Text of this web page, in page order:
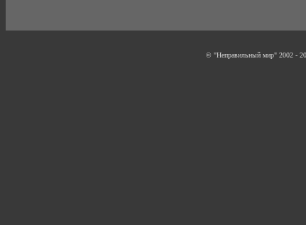
© "Неправильный мир" 2002 -